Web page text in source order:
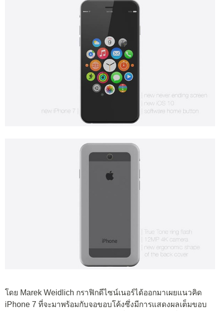
โดย Marek Weidlich กราฟิกดีไซน์เนอร์ได้ออกมาเผยแนวคิด
iPhone 7 ที่จะมาพร้อมกับจอขอบโค้งซึ่งมีการแสดงผลเต็มขอบ